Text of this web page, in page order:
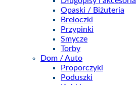
Opaski / Biżuteria
Breloczki
Przypinki
Smycze
Torby
Dom / Auto
Proporczyki
Poduszki